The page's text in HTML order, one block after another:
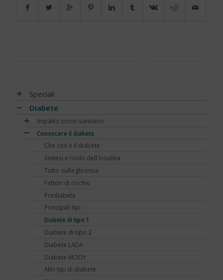
Speciali
Antiossidanti e radicali liberi
Assistenza e diabete
Associazioni di pazienti con diabete
Automonitoraggio glicemia
Centenario dell'insulina
COVID-19 e diabete
Diabete e obesità
Diabete, obesità e attività fisica
Diabete e celiachia
Diabete e ricerca
Diabete e sonno
Diabete e udito
Diabete e osteoporosi
Diabete, cute e prurito
Diabete
Impatto socio-sanitario
Mondo, Europa
Italia
Regioni
Conoscere il diabete
Che cos'è il diabete
Sintesi e ruolo dell'insulina
Tutto sulla glicemia
Fattori di rischio
Prediabete
Principali tipi
Diabete di tipo 1
Diabete di tipo 2
Diabete LADA
Diabete MODY
Altri tipi di diabete